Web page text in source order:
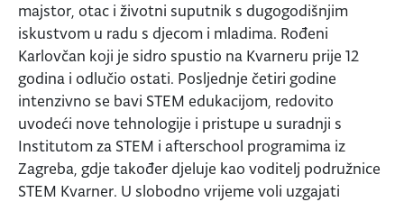
majstor, otac i životni suputnik s dugogodišnjim
iskustvom u radu s djecom i mladima. Rođeni
Karlovčan koji je sidro spustio na Kvarneru prije 12
godina i odlučio ostati. Posljednje četiri godine
intenzivno se bavi STEM edukacijom, redovito
uvodeći nove tehnologije i pristupe u suradnji s
Institutom za STEM i afterschool programima iz
Zagreba, gdje također djeluje kao voditelj podružnice
STEM Kvarner. U slobodno vrijeme voli uzgajati